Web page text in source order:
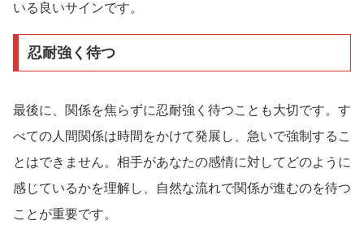
いる良いサインです。
忍耐強く待つ
最後に、関係を焦らずに忍耐強く待つことも大切です。す
べての人間関係は時間をかけて発展し、急いで強制するこ
とはできません。相手があなたの感情に対してどのように
感じているかを理解し、自然な流れで関係が進むのを待つ
ことが重要です。